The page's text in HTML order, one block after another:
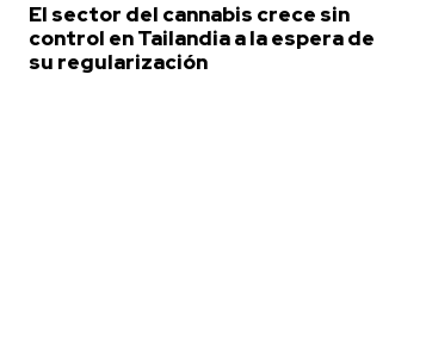
El sector del cannabis crece sin
control en Tailandia a la espera de
su regularización